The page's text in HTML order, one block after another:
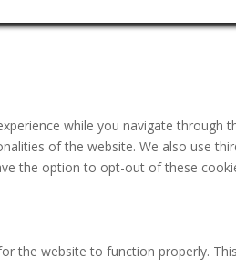
while you navigate
of the website. We also use
the option to opt-out of these
the website to function properly.